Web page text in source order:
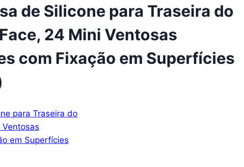
de Silicone para Traseira do
24 Mini Ventosas
com Fixação em Superfícies